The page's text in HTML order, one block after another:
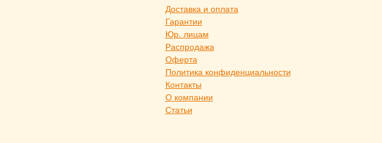
Доставка и оплата
Гарантии
Юр. лицам
Распродажа
Оферта
Политика конфиденциальности
Контакты
О компании
Статьи